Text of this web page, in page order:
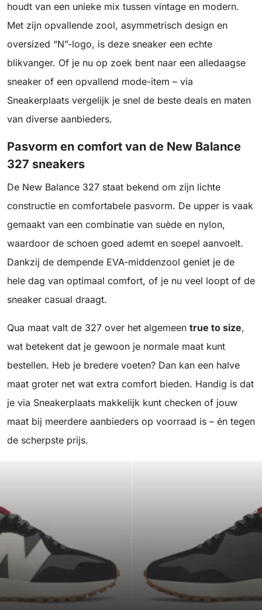
houdt van een unieke mix tussen vintage en modern.
Met zijn opvallende zool, asymmetrisch design en
oversized “N”-logo, is deze sneaker een echte
blikvanger. Of je nu op zoek bent naar een alledaagse
sneaker of een opvallend mode-item – via
Sneakerplaats vergelijk je snel de beste deals en maten
van diverse aanbieders.
Pasvorm en comfort van de New Balance
327 sneakers
De New Balance 327 staat bekend om zijn lichte
constructie en comfortabele pasvorm. De upper is vaak
gemaakt van een combinatie van suède en nylon,
waardoor de schoen goed ademt en soepel aanvoelt.
Dankzij de dempende EVA-middenzool geniet je de
hele dag van optimaal comfort, of je nu veel loopt of de
sneaker casual draagt.
Qua maat valt de 327 over het algemeen true to size,
wat betekent dat je gewoon je normale maat kunt
bestellen. Heb je bredere voeten? Dan kan een halve
maat groter net wat extra comfort bieden. Handig is dat
je via Sneakerplaats makkelijk kunt checken of jouw
maat bij meerdere aanbieders op voorraad is – én tegen
de scherpste prijs.